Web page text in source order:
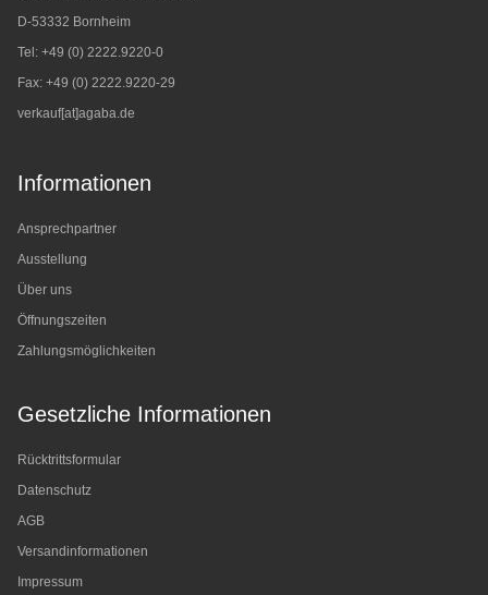
D-53332 Bornheim
Tel: +49 (0) 2222.9220-0
Fax: +49 (0) 2222.9220-29
verkauf[at]agaba.de
Informationen
Ansprechpartner
Ausstellung
Über uns
Öffnungszeiten
Zahlungsmöglichkeiten
Gesetzliche Informationen
Rücktrittsformular
Datenschutz
AGB
Versandinformationen
Impressum